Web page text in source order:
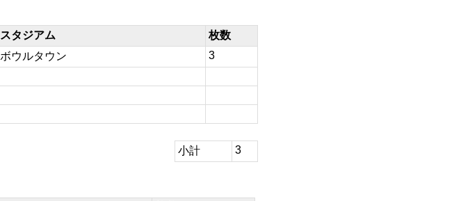
スタジアム
枚数
ボウルタウン
3
小計 3